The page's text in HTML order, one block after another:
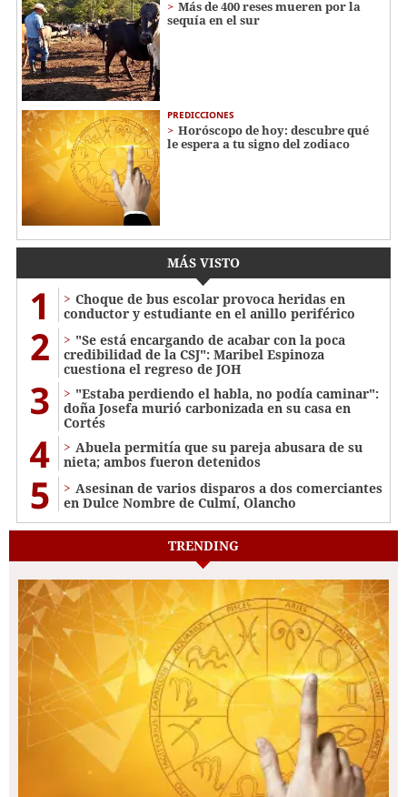
Más de 400 reses mueren por la
sequía en el sur
PREDICCIONES
Horóscopo de hoy: descubre qué
le espera a tu signo del zodiaco
MÁS VISTO
1
Choque de bus escolar provoca heridas en
conductor y estudiante en el anillo periférico
2
"Se está encargando de acabar con la poca
credibilidad de la CSJ": Maribel Espinoza
cuestiona el regreso de JOH
3
"Estaba perdiendo el habla, no podía caminar":
doña Josefa murió carbonizada en su casa en
Cortés
4
Abuela permitía que su pareja abusara de su
nieta; ambos fueron detenidos
5
Asesinan de varios disparos a dos comerciantes
en Dulce Nombre de Culmí, Olancho
TRENDING